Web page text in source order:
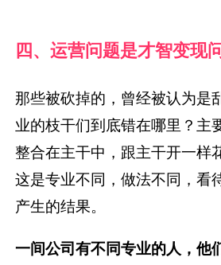
四、运营问题是才智变现
那些被砍掉的，曾经被认为是
业的枝干们到底错在哪里？主
整合在主干中，跟主干开一样
这是专业不同，做法不同，看
产生的结果。
一间公司有不同专业的人，他